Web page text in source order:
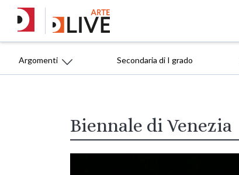
Argomenti Secondaria di I grado
Biennale di Venezia